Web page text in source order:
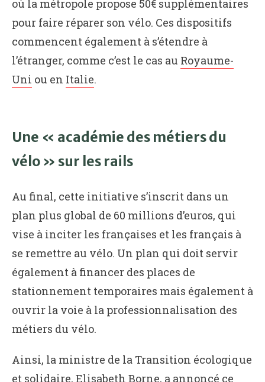
où la métropole propose 50€ supplémentaires
pour faire réparer son vélo. Ces dispositifs
commencent également à s’étendre à
l’étranger, comme c’est le cas au Royaume-
Uni ou en Italie.
Une « académie des métiers du
vélo » sur les rails
Au final, cette initiative s’inscrit dans un
plan plus global de 60 millions d’euros, qui
vise à inciter les françaises et les français à
se remettre au vélo. Un plan qui doit servir
également à financer des places de
stationnement temporaires mais également à
ouvrir la voie à la professionnalisation des
métiers du vélo.
Ainsi, la ministre de la Transition écologique
et solidaire, Elisabeth Borne, a annoncé ce